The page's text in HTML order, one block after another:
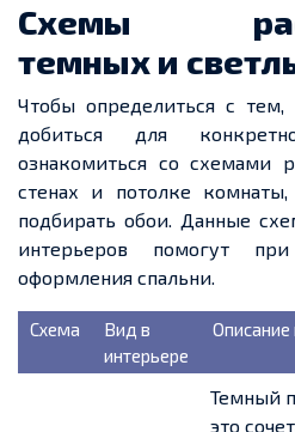
Схемы
темных и
Чтобы определиться с
добиться для
ознакомиться со схемами
стенах и потолке
подбирать обои. Данные
интерьеров помогут
оформления спальни.
Схема
Вид в
интерьере
Темный
это